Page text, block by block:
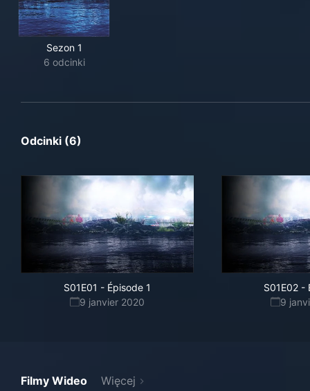
Sezon 1
6 odcinki
Odcinki (6)
S01E01 - Épisode 1
9 janvier 2020
S01E02 -
9
Filmy Wideo Więcej